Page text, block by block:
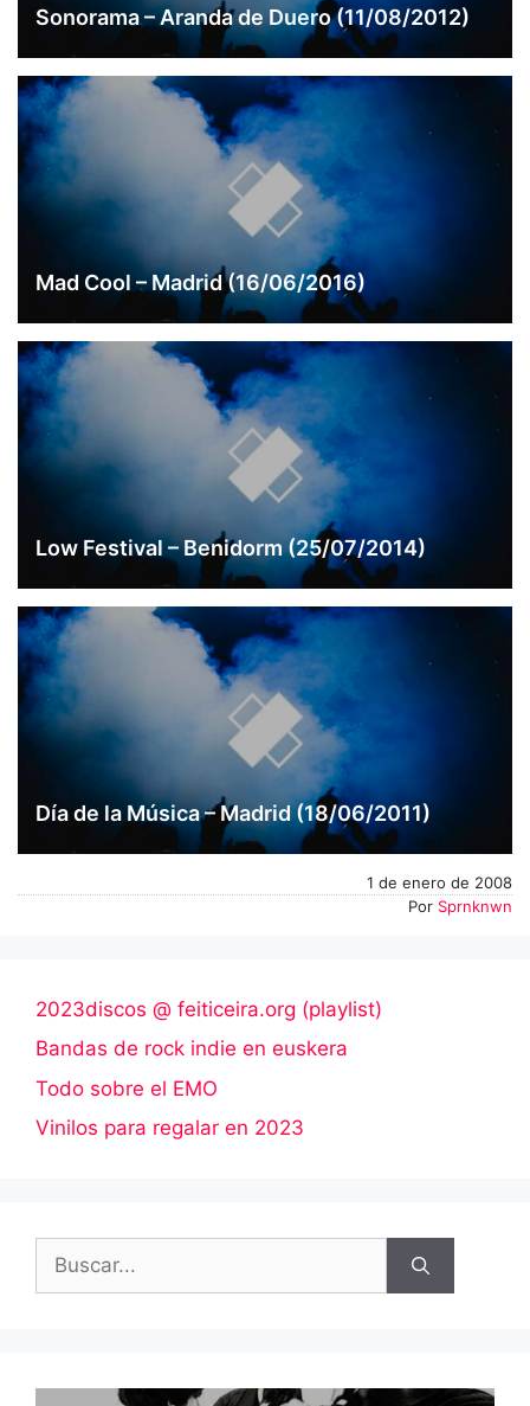
Sonorama – Aranda de Duero (11/08/2012)
Mad Cool – Madrid (16/06/2016)
Low Festival – Benidorm (25/07/2014)
Día de la Música – Madrid (18/06/2011)
1 de enero de 2008
Por Sprnknwn
2023discos @ feiticeira.org (playlist)
Bandas de rock indie en euskera
Todo sobre el EMO
Vinilos para regalar en 2023
Buscar: